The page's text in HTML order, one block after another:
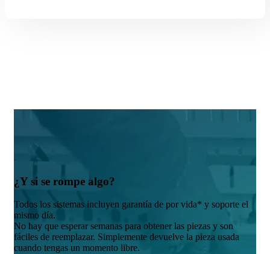
¿Y si se rompe algo?
Todos los sistemas incluyen garantía de por vida* y soporte el
mismo día.
No hay que esperar semanas para obtener las piezas y son
fáciles de reemplazar. Simplemente devuelve la pieza usada
cuando tengas un momento libre.